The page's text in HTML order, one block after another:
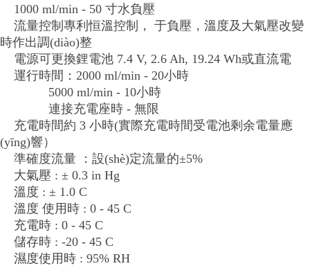
1000 ml/min - 50 寸水負壓
流量控制專利恒溫控制， 于負壓，溫度及大氣壓改變
時作出調(diào)整
電源可更換鋰電池 7.4 V, 2.6 Ah, 19.24 Wh或直流電
運行時間：2000 ml/min - 20小時
5000 ml/min - 10小時
連接充電座時 - 無限
充電時間約 3 小時(實際充電時間受電池剩余電量應
(yīng)響）
準確度流量 ：設(shè)定流量的±5%
大氣壓 : ± 0.3 in Hg
溫度 : ± 1.0 C
溫度 使用時 : 0 - 45 C
充電時 : 0 - 45 C
儲存時 : -20 - 45 C
濕度使用時 : 95% RH